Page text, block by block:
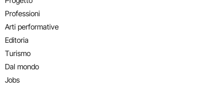
Professioni
Arti performative
Editoria
Turismo
Dal mondo
Jobs